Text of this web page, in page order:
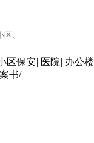
区保安| 医院| 办公楼
书/